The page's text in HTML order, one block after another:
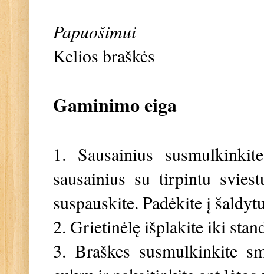
Papuošimui
Kelios braškės
Gaminimo eiga
1. Sausainius
sausainius su tirpintu
suspauskite. Padėkite į
2. Grietinėlę išplakite iki
3. Braškes susmulkinkite